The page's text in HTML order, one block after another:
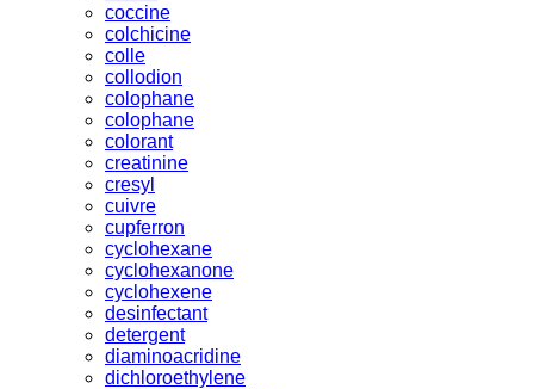
coccine
colchicine
colle
collodion
colophane
colophane
colorant
creatinine
cresyl
cuivre
cupferron
cyclohexane
cyclohexanone
cyclohexene
desinfectant
detergent
diaminoacridine
dichloroethylene